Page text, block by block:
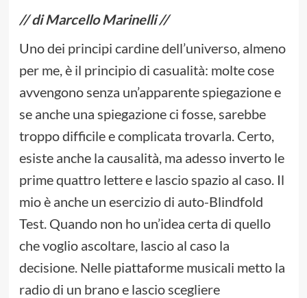
// di Marcello Marinelli //
Uno dei principi cardine dell’universo, almeno
per me, è il principio di casualità: molte cose
avvengono senza un’apparente spiegazione e
se anche una spiegazione ci fosse, sarebbe
troppo difficile e complicata trovarla. Certo,
esiste anche la causalità, ma adesso inverto le
prime quattro lettere e lascio spazio al caso. Il
mio è anche un esercizio di auto-Blindfold
Test. Quando non ho un’idea certa di quello
che voglio ascoltare, lascio al caso la
decisione. Nelle piattaforme musicali metto la
radio di un brano e lascio scegliere